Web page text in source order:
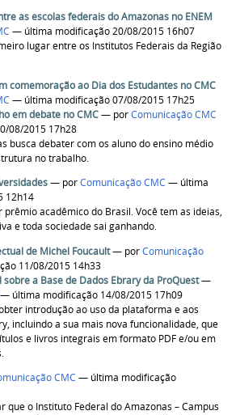
as escolas federais do Amazonas no ENEM
— última modificação 20/08/2015 16h07
lugar entre os Institutos Federais da Região
comemoração ao Dia dos Estudantes no CMC
— última modificação 07/08/2015 17h25
em debate no CMC— porComunicação CMC
08/2015 17h28
busca debater com os aluno do ensino médio
no trabalho.
— porComunicação CMC — última
12h14
prêmio acadêmico do Brasil. Você tem as ideias,
e toda sociedade sai ganhando.
de Michel Foucault— porComunicação
11/08/2015 14h33
a Base de Dados Ebrary da ProQuest—
— última modificação 14/08/2015 17h09
introdução ao uso da plataforma e aos
incluindo a sua mais nova funcionalidade, que
e livros integrais em formato PDF e/ou em
CMC — última modificação
que o Instituto Federal do Amazonas – Campus